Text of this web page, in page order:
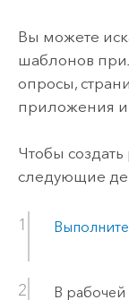
Вы можете
шаблонов
опросы,
приложения
Чтобы
следующие
В рабочей